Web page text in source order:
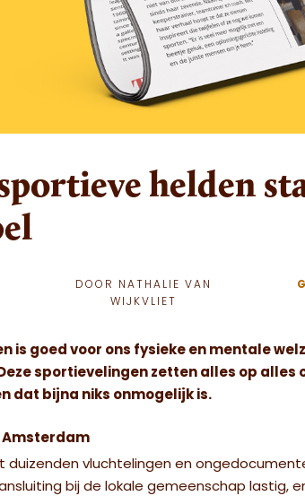
helden
DOOR NATHALIE VAN
WIJKVLIET
is goed voor ons fysieke en mentale
sportievelingen zetten alles op alles
dat bijna niks onmogelijk is.
Amsterdam
duizenden vluchtelingen en
bij de lokale gemeenschap lastig,